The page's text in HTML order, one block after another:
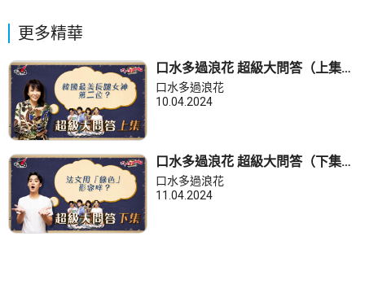
更多精華
口水多過浪花 超級大問答（上集）
Do姐：韓國最美長腿女神第二位？
口水多過浪花
10.04.2024
口水多過浪花 超級大問答（下集）
Dickson：法文用「綠色」形容
咩？
口水多過浪花
11.04.2024